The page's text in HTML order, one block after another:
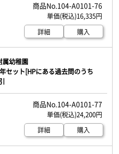
104-A0101-76
16,335円
詳細
購入
属幼稚園
セット[HPにある過去問のうち
104-A0101-77
24,200円
詳細
購入